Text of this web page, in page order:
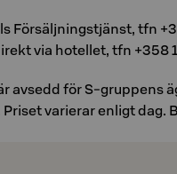
För­sälj­nings­tjänst, tfn
via ho­tel­let, tfn +358
avsedd för S-gruppens
va­ri­e­rar en­ligt dag.